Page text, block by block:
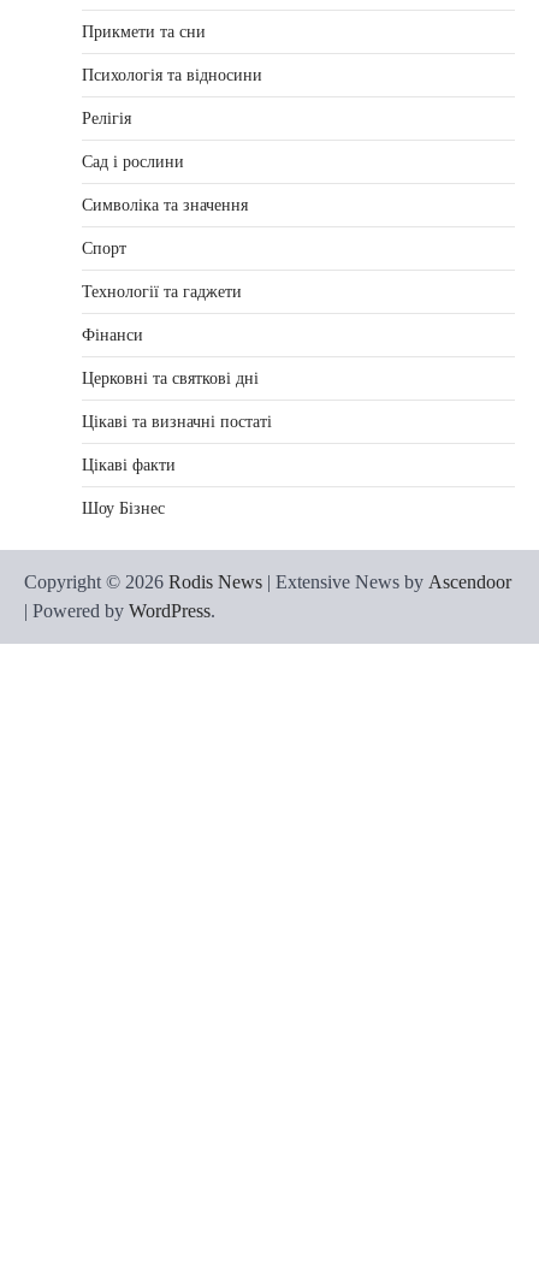
Прикмети та сни
Психологія та відносини
Релігія
Сад і рослини
Символіка та значення
Спорт
Технології та гаджети
Фінанси
Церковні та святкові дні
Цікаві та визначні постаті
Цікаві факти
Шоу Бізнес
Copyright © 2026 Rodis News | Extensive News by Ascendoor
| Powered by WordPress.